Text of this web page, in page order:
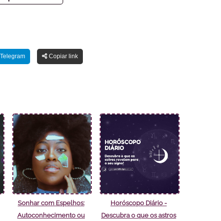
Copiar link
Sonhar com Espelhos:
Autoconhecimento ou
Horóscopo Diário -
Descubra o que os astros